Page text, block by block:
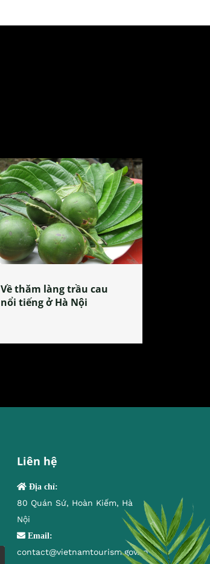
Về thăm làng trầu cau
nổi tiếng ở Hà Nội
Liên hệ
Địa chỉ:
80 Quán Sứ, Hoàn Kiếm, Hà
Nội
Email:
contact@vietnamtourism.gov.vn